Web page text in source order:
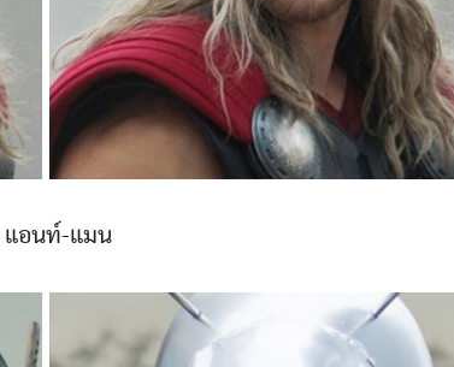
แอนท์-แมน